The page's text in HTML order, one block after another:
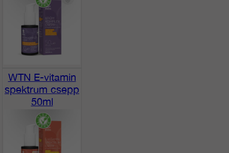
WTN E-vitamin
spektrum csepp
50ml